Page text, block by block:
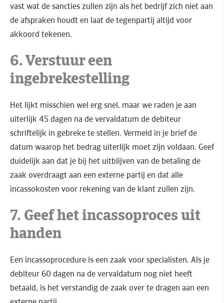
vast wat de sancties zullen zijn als het bedrijf zich niet aan
de afspraken houdt en laat de tegenpartij altijd voor
akkoord tekenen.
6. Verstuur een
ingebrekestelling
Het lijkt misschien wel erg snel, maar we raden je aan
uiterlijk 45 dagen na de vervaldatum de debiteur
schriftelijk in gebreke te stellen. Vermeld in je brief de
datum waarop het bedrag uiterlijk moet zijn voldaan. Geef
duidelijk aan dat je bij het uitblijven van de betaling de
zaak overdraagt aan een externe partij en dat alle
incassokosten voor rekening van de klant zullen zijn.
7. Geef het incassoproces uit
handen
Een incassoprocedure is een zaak voor specialisten. Als je
debiteur 60 dagen na de vervaldatum nog niet heeft
betaald, is het verstandig de zaak over te dragen aan een